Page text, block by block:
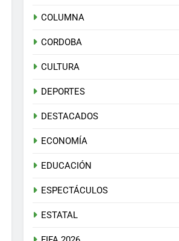
COLUMNA
CORDOBA
CULTURA
DEPORTES
DESTACADOS
ECONOMÍA
EDUCACIÓN
ESPECTÁCULOS
ESTATAL